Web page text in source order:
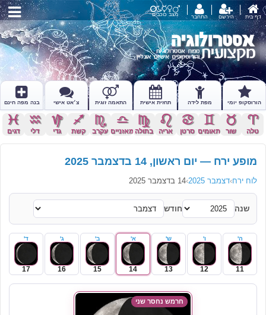
דף בית הירשם התחבר מצב כוכבים
הורוסקופ יומי מפת לידה תחזית אישית התאמה זוגית צ׳אט אישי בנה מפה חינם
a
טלה
s
שור
d
תאומים
f
סרטן
g
אריה
h
בתולה
j
מאזניים
k
עקרב
l
קשת
z
גדי
x
דלי
c
דגים
מופע ירח — יום ראשון, 14 בדצמבר 2025
לוח ירח›דצמבר 2025 ›14 בדצמבר 2025
שנה חודש
ה'
11
ו'
12
ש'
13
א'
14
ב'
15
ג'
16
ד'
17
חרמש נחסר שני